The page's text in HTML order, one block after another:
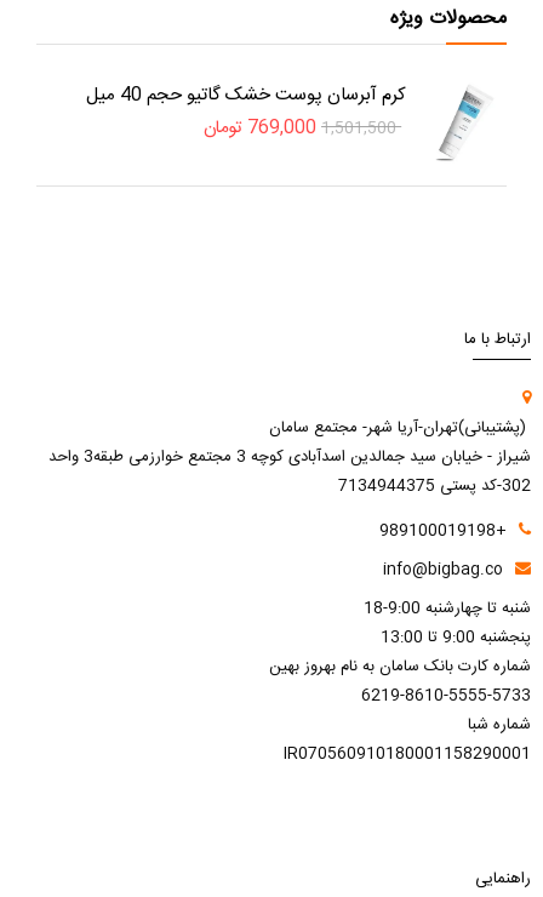
محصولات ویژه
کرم آبرسان پوست خشک گاتیو حجم 40 میل
1,501,500
769,000 تومان
ارتباط با ما
(پشتیبانی)تهران-آریا شهر- مجتمع سامان
شیراز - خیابان سید جمالدین اسدآبادی کوچه 3 مجتمع خوارزمی طبقه3 واحد
302-کد پستی 7134944375
+989100019198
info@bigbag.co
شنبه تا چهارشنبه 9:00-18
پنجشنبه 9:00 تا 13:00
شماره کارت بانک سامان به نام بهروز بهین
6219-8610-5555-5733
شماره شبا
IR070560910180001158290001
راهنمایی